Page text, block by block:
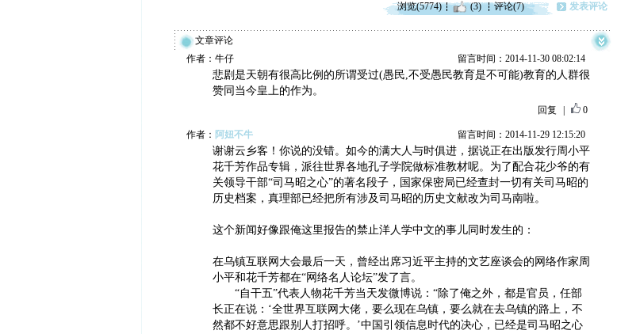
浏览(5774) (3) 评论(7) 发表评论
文章评论
作者：牛仔
留言时间：2014-11-30 08:02:14
悲剧是天朝有很高比例的所谓受过(愚民,不受愚民教育是不可能)教育的人群很
赞同当今皇上的作为。
回复 0
作者： 阿妞不牛 留言时间：2014-11-29 12:15:20
谢谢云乡客！你说的没错。如今的满大人与时俱进，据说正在出版发行周小平
花千芳作品专辑，派往世界各地孔子学院做标准教材呢。为了配合花少爷的有
关领导干部“司马昭之心”的著名段子，国家保密局已经查封一切有关司马昭的
历史档案，真理部已经把所有涉及司马昭的历史文献改为司马南啦。
这个新闻好像跟俺这里报告的禁止洋人学中文的事儿同时发生的：
在乌镇互联网大会最后一天，曾经出席习近平主持的文艺座谈会的网络作家周
小平和花千芳都在“网络名人论坛”发了言。
“自干五”代表人物花千芳当天发微博说：“除了俺之外，都是官员，任部
长正在说：‘全世界互联网大佬，要么现在乌镇，要么就在去乌镇的路上，不
然都不好意思跟别人打招呼。’中国引领信息时代的决心，已经是司马昭之心